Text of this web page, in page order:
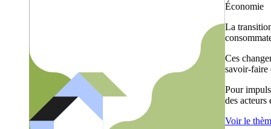
Économie
La
Ces
savoir-faire
Pour
des acteurs
Voir le